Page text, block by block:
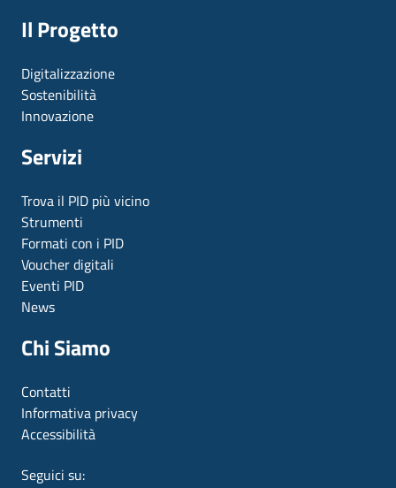
Il Progetto
Digitalizzazione
Sostenibilità
Innovazione
Servizi
Trova il PID più vicino
Strumenti
Formati con i PID
Voucher digitali
Eventi PID
News
Chi Siamo
Contatti
Informativa privacy
Accessibilità
Seguici su: